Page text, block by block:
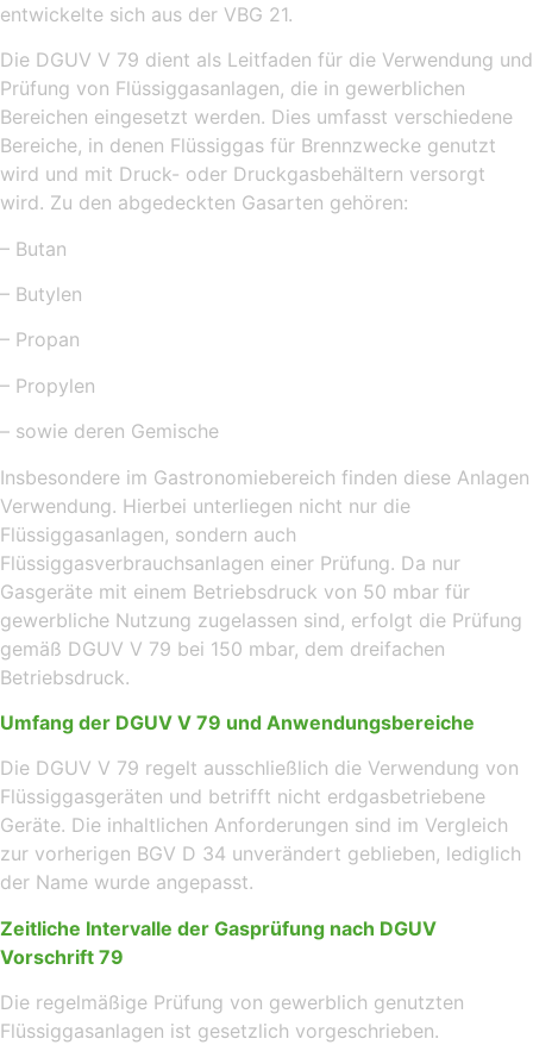
entwickelte sich aus der VBG 21.
Die DGUV V 79 dient als Leitfaden für die Verwendung und
Prüfung von Flüssiggasanlagen, die in gewerblichen
Bereichen eingesetzt werden. Dies umfasst verschiedene
Bereiche, in denen Flüssiggas für Brennzwecke genutzt
wird und mit Druck- oder Druckgasbehältern versorgt
wird. Zu den abgedeckten Gasarten gehören:
– Butan
– Butylen
– Propan
– Propylen
– sowie deren Gemische
Insbesondere im Gastronomiebereich finden diese Anlagen
Verwendung. Hierbei unterliegen nicht nur die
Flüssiggasanlagen, sondern auch
Flüssiggasverbrauchsanlagen einer Prüfung. Da nur
Gasgeräte mit einem Betriebsdruck von 50 mbar für
gewerbliche Nutzung zugelassen sind, erfolgt die Prüfung
gemäß DGUV V 79 bei 150 mbar, dem dreifachen
Betriebsdruck.
Umfang der DGUV V 79 und Anwendungsbereiche
Die DGUV V 79 regelt ausschließlich die Verwendung von
Flüssiggasgeräten und betrifft nicht erdgasbetriebene
Geräte. Die inhaltlichen Anforderungen sind im Vergleich
zur vorherigen BGV D 34 unverändert geblieben, lediglich
der Name wurde angepasst.
Zeitliche Intervalle der Gasprüfung nach DGUV
Vorschrift 79
Die regelmäßige Prüfung von gewerblich genutzten
Flüssiggasanlagen ist gesetzlich vorgeschrieben.